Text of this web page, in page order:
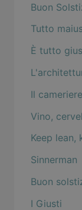
Buon
Tutto
È tutto
Il
Vino,
Keep lean,
Sinnerman
Buon
I Giusti